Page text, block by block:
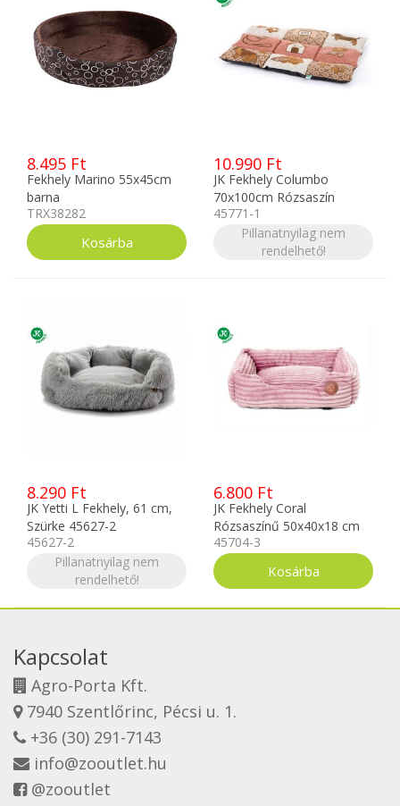
8.495 Ft
Fekhely Marino 55x45cm
barna
TRX38282
10.990 Ft
JK Fekhely Columbo
70x100cm Rózsaszín
45771-1
Pillanatnyilag nem
rendelhető!
8.290 Ft
JK Yetti L Fekhely, 61 cm,
Szürke 45627-2
45627-2
Pillanatnyilag nem
rendelhető!
6.800 Ft
JK Fekhely Coral
Rózsaszínű 50x40x18 cm
45704-3
Kapcsolat
Agro-Porta Kft.
7940 Szentlőrinc, Pécsi u. 1.
+36 (30) 291-7143
info@zooutlet.hu
@zooutlet